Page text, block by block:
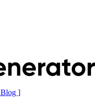
Blog ]